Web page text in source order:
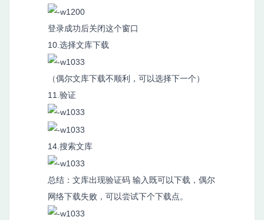
登录成功后关闭这个窗口
10.选择文库下载
（偶尔文库下载不顺利，可以选择下一个）
11.验证
14.搜索文库
总结：文库出现验证码 输入既可以下载，偶尔
网络下载失败，可以尝试下个下载点。